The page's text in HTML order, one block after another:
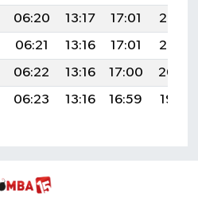
06:20 13:17 17:01
20:03
06:21 13:16 17:01
20:02
06:22 13:16 17:00
20:00
06:23 13:16 16:59 19:59